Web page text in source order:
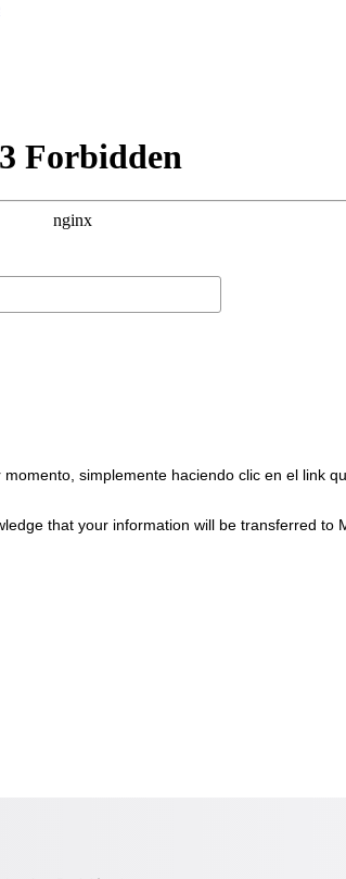
simplemente haciendo clic en el link
that your information will be transferred to